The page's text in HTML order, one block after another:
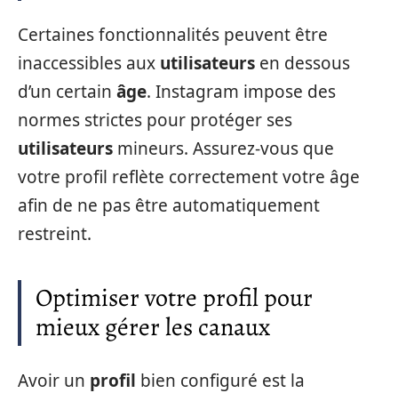
Certaines fonctionnalités peuvent être
inaccessibles aux utilisateurs en dessous
d’un certain âge. Instagram impose des
normes strictes pour protéger ses
utilisateurs mineurs. Assurez-vous que
votre profil reflète correctement votre âge
afin de ne pas être automatiquement
restreint.
Optimiser votre profil pour
mieux gérer les canaux
Avoir un profil bien configuré est la